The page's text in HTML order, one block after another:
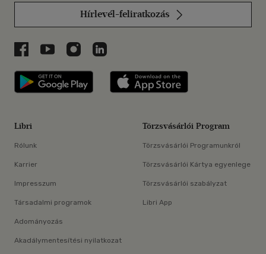
Hírlevél-feliratkozás
Libri a Facebookon
Libri a Youtube-on
Libri az Instagramon
Libri a LinkedInen
Libri applikáció Szerezd meg: Google
Libri
Rólunk
Karrier
Impresszum
Társadalmi programok
Adományozás
Akadálymentesítési nyilatkozat
Törzsvásárlói Program
Törzsvásárlói Programunkról
Törzsvásárlói Kártya egyenlege
Törzsvásárlói szabályzat
Libri App